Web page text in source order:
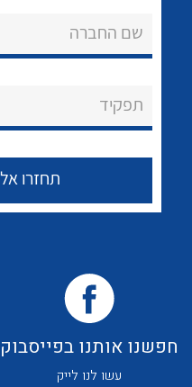
לכל מוצרי היצרן
לכל מוצרי היצרן
שם החברה
תפקיד
חפשנו אותנו בפייסבוק
עשו לנו לייק